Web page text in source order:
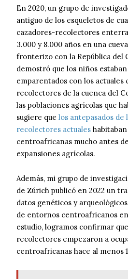
En 2020, un grupo de
antiguo de los esqueletos de
cazadores-recolectores
3.000 y 8.000 años en una
fronterizo con la República del
demostró que los niños
emparentados con los actuales
recolectores de la cuenca del
las poblaciones agrícolas que
sugiere que los antepasados de
recolectores actuales habitaban
centroafricanas mucho antes
expansiones agrícolas.
Además, mi grupo de
de Zúrich publicó en 2022 un
datos genéticos y
de entornos centroafricanos en
estudio, logramos confirmar
recolectores empezaron a
centroafricanas hace al menos